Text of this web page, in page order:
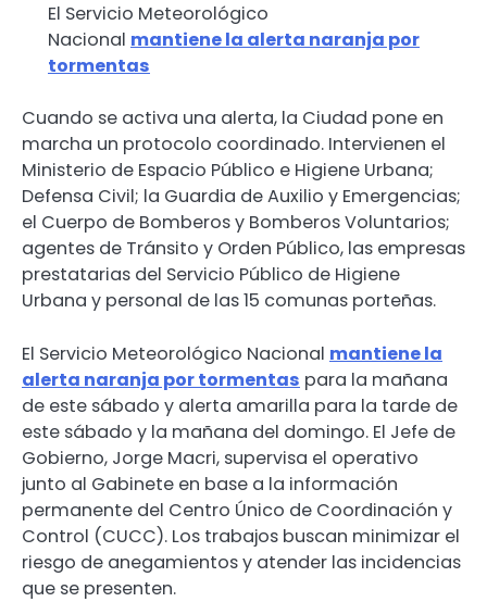
El Servicio Meteorológico
Nacional mantiene la alerta naranja por
tormentas
Cuando se activa una alerta, la Ciudad pone en
marcha un protocolo coordinado. Intervienen el
Ministerio de Espacio Público e Higiene Urbana;
Defensa Civil; la Guardia de Auxilio y Emergencias;
el Cuerpo de Bomberos y Bomberos Voluntarios;
agentes de Tránsito y Orden Público, las empresas
prestatarias del Servicio Público de Higiene
Urbana y personal de las 15 comunas porteñas.
El Servicio Meteorológico Nacional mantiene la
alerta naranja por tormentas para la mañana
de este sábado y alerta amarilla para la tarde de
este sábado y la mañana del domingo. El Jefe de
Gobierno, Jorge Macri, supervisa el operativo
junto al Gabinete en base a la información
permanente del Centro Único de Coordinación y
Control (CUCC). Los trabajos buscan minimizar el
riesgo de anegamientos y atender las incidencias
que se presenten.